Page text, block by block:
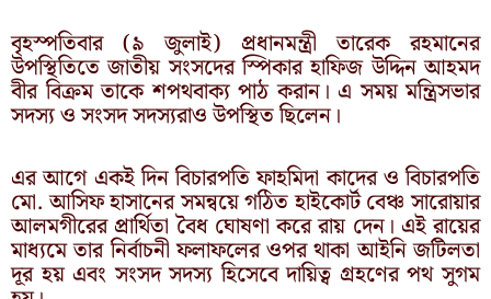
বৃহস্পতিবার (৯ জুলাই) প্রধানমন্ত্রী তারেক রহমানের
উপস্থিতিতে জাতীয় সংসদের স্পিকার হাফিজ উদ্দিন আহমদ
বীর বিক্রম তাকে শপথবাক্য পাঠ করান। এ সময় মন্ত্রিসভার
সদস্য ও সংসদ সদস্যরাও উপস্থিত ছিলেন।
এর আগে একই দিন বিচারপতি ফাহমিদা কাদের ও বিচারপতি
মো. আসিফ হাসানের সমন্বয়ে গঠিত হাইকোর্ট বেঞ্চ সারোয়ার
আলমগীরের প্রার্থিতা বৈধ ঘোষণা করে রায় দেন। এই রায়ের
মাধ্যমে তার নির্বাচনী ফলাফলের ওপর থাকা আইনি জটিলতা
দূর হয় এবং সংসদ সদস্য হিসেবে দায়িত্ব গ্রহণের পথ সুগম